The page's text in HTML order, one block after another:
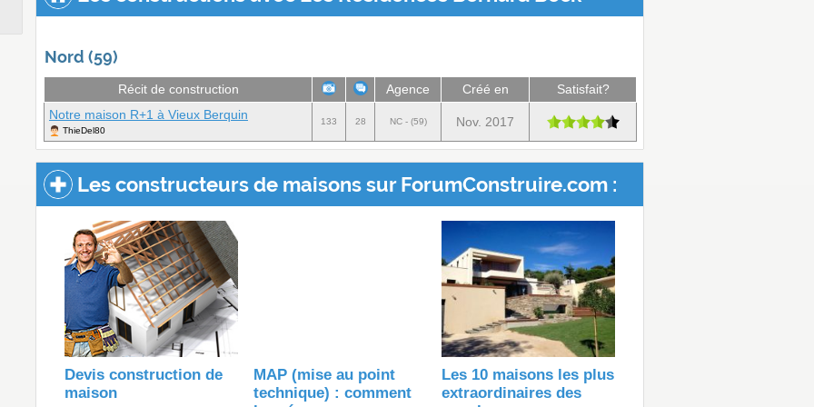
Nord (59)
Récit de construction Agence Créé en
Satisfait?
Notre maison R+1 à Vieux Berquin
ThieDel80
133 28 NC - (59) Nov. 2017
Les constructeurs de maisons sur ForumConstruire.com :
Devis construction de
maison
MAP (mise au point
technique) : comment
Les 10 maisons les plus
extraordinaires des